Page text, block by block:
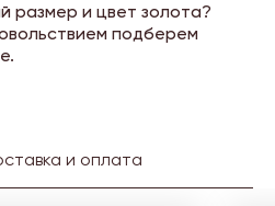
размер и цвет золота?
подберем
и оплата